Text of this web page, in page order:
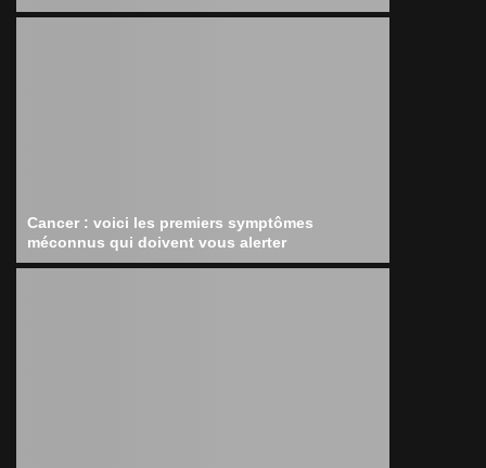
Cancer : voici les premiers symptômes
méconnus qui doivent vous alerter